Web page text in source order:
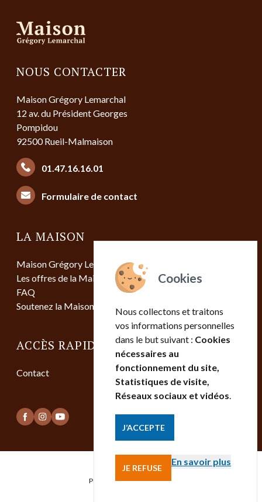
Nous collectons et traitons
vos informations personnelles
dans le but suivant : Cookies
nécessaires au
fonctionnement du site,
Statistiques de visite,
Réseaux sociaux et vidéos.
J’ACCEPTE
JE REFUSE
En savoir plus
NOUS CONTACTER
Maison Grégory Lemarchal
12 av. du Président Georges
Pompidou
92500 Rueil-Malmaison
01.47.16.16.01
Formulaire de contact
LA MAISON
Maison Grégory Lemarchal
Les offres de la Maison
FAQ
Soutenez la Maison
ACCÈS RAPIDE
Contact
Mentions légales
Politique de confidentialité